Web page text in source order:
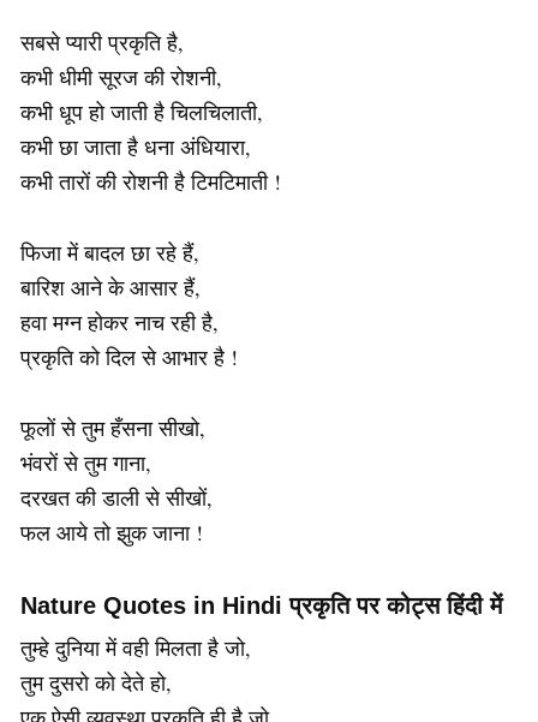
सबसे प्यारी प्रकृति है,
कभी धीमी सूरज की रोशनी,
कभी धूप हो जाती है चिलचिलाती,
कभी छा जाता है धना अंधियारा,
कभी तारों की रोशनी है टिमटिमाती !
फिजा में बादल छा रहे हैं,
बारिश आने के आसार हैं,
हवा मग्न होकर नाच रही है,
प्रकृति को दिल से आभार है !
फूलों से तुम हँसना सीखो,
भंवरों से तुम गाना,
दरखत की डाली से सीखों,
फल आये तो झुक जाना !
Nature Quotes in Hindi प्रकृति पर कोट्स हिंदी में
तुम्हे दुनिया में वही मिलता है जो,
तुम दुसरो को देते हो,